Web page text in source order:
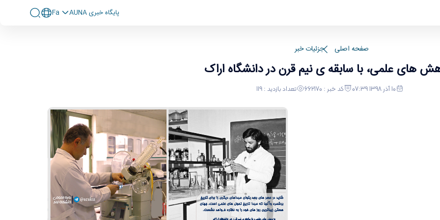
پايگاه خبری AUNA Fa
صفحه اصلی جزئیات خبر
های علمی، با سابقه ی نیم قرن در دانشگاه اراک
10 آذر 1398 07:39 کد خبر : 662170 تعداد بازدید : 119